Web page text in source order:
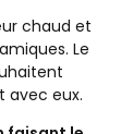
chaud et
Le
avec eux.